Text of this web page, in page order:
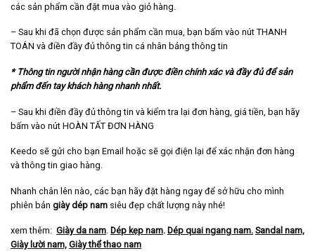
các sản phẩm cần đặt mua vào giỏ hàng.
– Sau khi đã chọn được sản phẩm cần mua, bạn bấm vào nút THANH
TOÁN và điền đầy đủ thông tin cá nhân bảng thông tin
* Thông tin người nhận hàng cần được điền chính xác và đầy đủ để sản
phẩm đến tay khách hàng nhanh nhất.
– Sau khi điền đầy đủ thông tin và kiểm tra lại đơn hàng, giá tiền, bạn hãy
bấm vào nút HOÀN TẤT ĐƠN HÀNG
Keedo sẽ gửi cho bạn Email hoặc sẽ gọi điện lại để xác nhận đơn hàng
và thông tin giao hàng.
Nhanh chân lên nào, các bạn hãy đặt hàng ngay để sở hữu cho mình
phiên bản giày dép nam siêu đẹp chất lượng này nhé!
xem thêm: Giày da nam. Dép kẹp nam. Dép quai ngang nam. Sandal nam,
Giày lười nam, Giày thể thao nam